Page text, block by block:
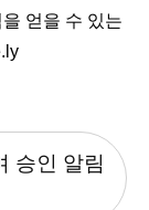
얻을 수 있는
승인 알림